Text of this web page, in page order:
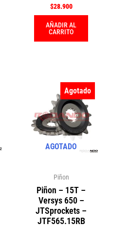
$28.900
AÑADIR AL
CARRITO
Agotado
AGOTADO
Piñon
Piñon – 15T –
Versys 650 –
JTSprockets –
JTF565.15RB